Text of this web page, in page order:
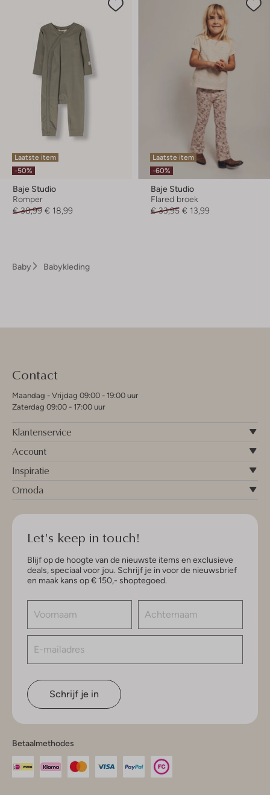
Laatste item
-50%
Baje Studio
Romper
€ 38,99 € 18,99
Laatste item
-60%
Baje Studio
Flared broek
€ 33,95 € 13,99
Baby Babykleding
Contact
Maandag - Vrijdag 09:00 - 19:00 uur
Zaterdag 09:00 - 17:00 uur
Klantenservice
Account
Inspiratie
Omoda
Let's keep in touch!
Blijf op de hoogte van de nieuwste items en exclusieve
deals, speciaal voor jou. Schrijf je in voor de nieuwsbrief
en maak kans op € 150,- shoptegoed.
Schrijf je in
Betaalmethodes